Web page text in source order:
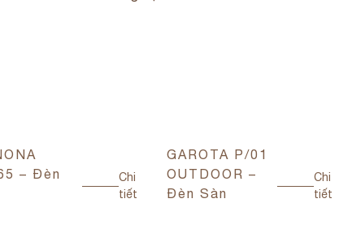
– Đèn
Chi
tiết
GAROTA P/01
OUTDOOR –
Đèn Sàn
Chi
tiết